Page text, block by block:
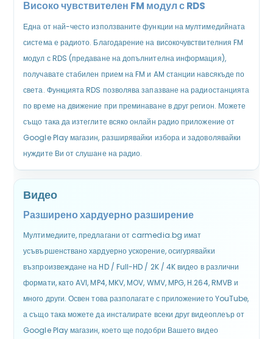
Високо чувствителен FM модул с RDS
Една от най-често използваните функции на мултимедийната
система е радиото. Благодарение на високочувствителния FM
модул с RDS (предаване на допълнителна информация),
получавате стабилен прием на FM и AM станции навсякъде по
света. Функцията RDS позволява запазване на радиостанцията
по време на движение при преминаване в друг регион. Можете
също така да изтеглите всяко онлайн радио приложение от
Google Play магазин, разширявайки избора и задоволявайки
нуждите Ви от слушане на радио.
Видео
Разширено хардуерно разширение
Мултимедиите, предлагани от carmedia.bg имат
усъвършенствано хардуерно ускорение, осигурявайки
възпроизвеждане на HD / Full-HD / 2K / 4K видео в различни
формати, като AVI, MP4, MKV, MOV, WMV, MPG, H.264, RMVB и
много други. Освен това разполагате с приложението YouTube,
а също така можете да инсталирате всеки друг видеоплеър от
Google Play магазин, което ще подобри Вашето видео